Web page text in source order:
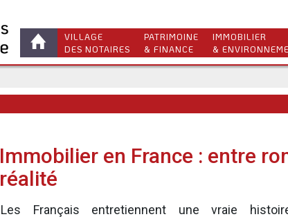
VILLAGE
DES NOTAIRES
PATRIMOINE
& FINANCE
IMMOBILIER
&
Immobilier en France : entre
réalité
Les Français entretiennent une vraie